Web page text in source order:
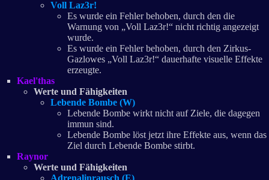
Voll Laz3r!
Es wurde ein Fehler behoben, durch den die
Warnung von „Voll Laz3r!“ nicht richtig angezeigt
wurde.
Es wurde ein Fehler behoben, durch den Zirkus-
Gazlowes „Voll Laz3r!“ dauerhafte visuelle Effekte
erzeugte.
Kael'thas
Werte und Fähigkeiten
Lebende Bombe (W)
Lebende Bombe wirkt nicht auf Ziele, die dagegen
immun sind.
Lebende Bombe löst jetzt ihre Effekte aus, wenn das
Ziel durch Lebende Bombe stirbt.
Raynor
Werte und Fähigkeiten